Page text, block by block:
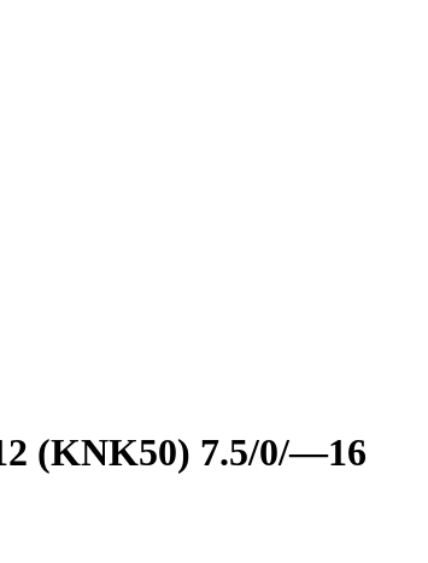
(KNK50) 7.5/0/—16